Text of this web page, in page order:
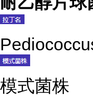
模式菌株